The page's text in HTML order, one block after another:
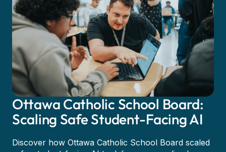
Ottawa Catholic School Board:
Scaling Safe Student-Facing AI
Discover how Ottawa Catholic School Board scaled